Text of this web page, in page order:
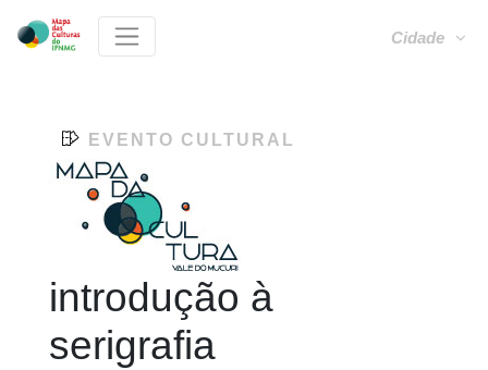
Cidade
EVENTO CULTURAL
introdução à
serigrafia